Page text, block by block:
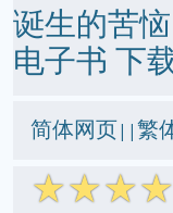
诞生的苦
电子书 下
简体网页||繁
☆☆☆☆